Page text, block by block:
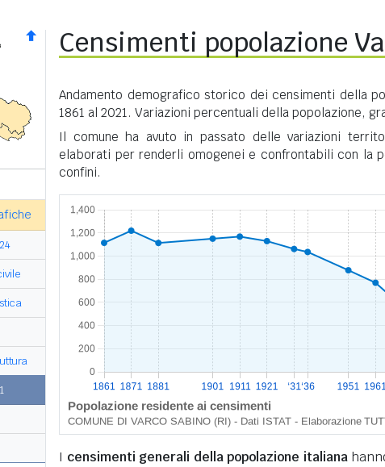
Censimenti popolazione
Andamento demografico storico dei censimenti della
1861 al 2021. Variazioni percentuali della popolazione,
Il comune ha avuto in passato delle variazioni
elaborati per renderli omogenei e confrontabili con la
confini.
I censimenti generali della popolazione italiana